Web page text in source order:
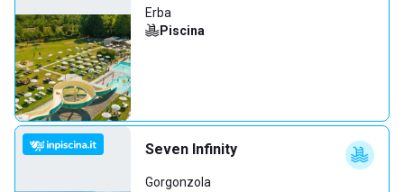
Erba
Piscina
Seven Infinity
Gorgonzola